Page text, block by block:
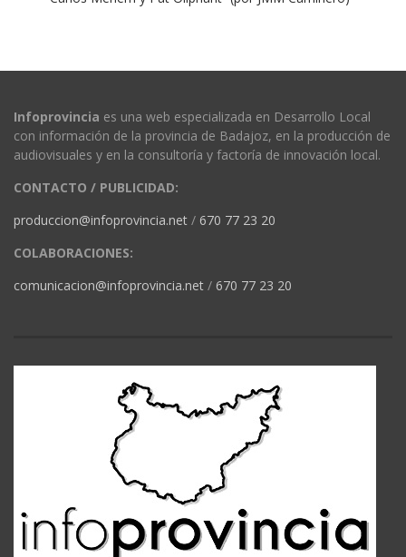
Infoprovincia es una web especializada en Desarrollo Local
con información de la provincia de Badajoz, en la producción de
audiovisuales y en la consultoría y factoría de innovación local.
CONTACTO / PUBLICIDAD:
produccion@infoprovincia.net / 670 77 23 20
COLABORACIONES:
comunicacion@infoprovincia.net / 670 77 23 20